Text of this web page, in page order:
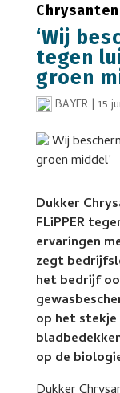
‘Wij
tegen
groen
BAYER| 15
Dukker
FLiPPER
ervaringen
zegt
het bedrijf
op het
op de